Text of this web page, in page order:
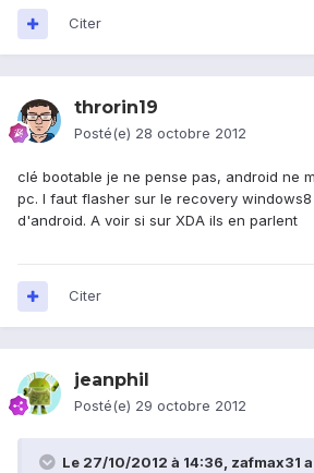
Citer
throrin19
Posté(e) 28 octobre 2012
clé bootable je ne pense pas, android ne
pc. l faut flasher sur le recovery
d'android. A voir si sur XDA ils en parlent
Citer
jeanphil
Posté(e) 29 octobre 2012
Le 27/10/2012 à 14:36, zafmax31